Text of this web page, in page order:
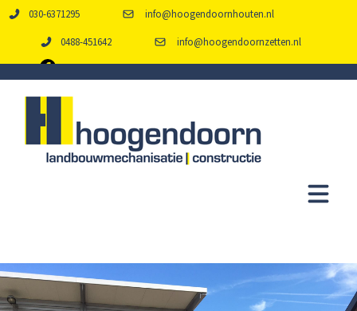
030-6371295 info@hoogendoornhouten.nl
0488-451642 info@hoogendoornzetten.nl